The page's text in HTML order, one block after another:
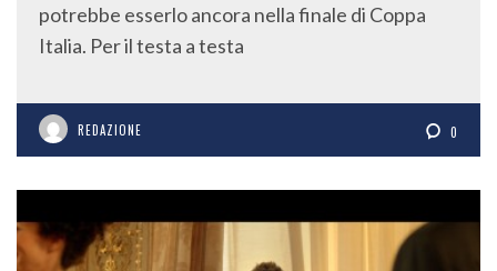
potrebbe esserlo ancora nella finale di Coppa
Italia. Per il testa a testa
REDAZIONE 0